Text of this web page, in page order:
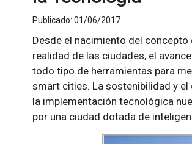
Publicado: 01/06/2017
Desde el nacimiento del
realidad de las ciudades, el
todo tipo de herramientas para
smart cities. La sostenibilidad y
la implementación tecnológica
por una ciudad dotada de